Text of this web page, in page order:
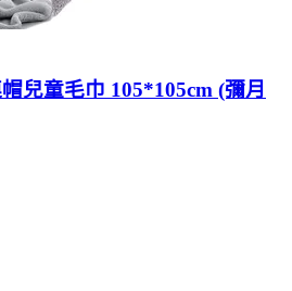
兒童毛巾 105*105cm (彌月